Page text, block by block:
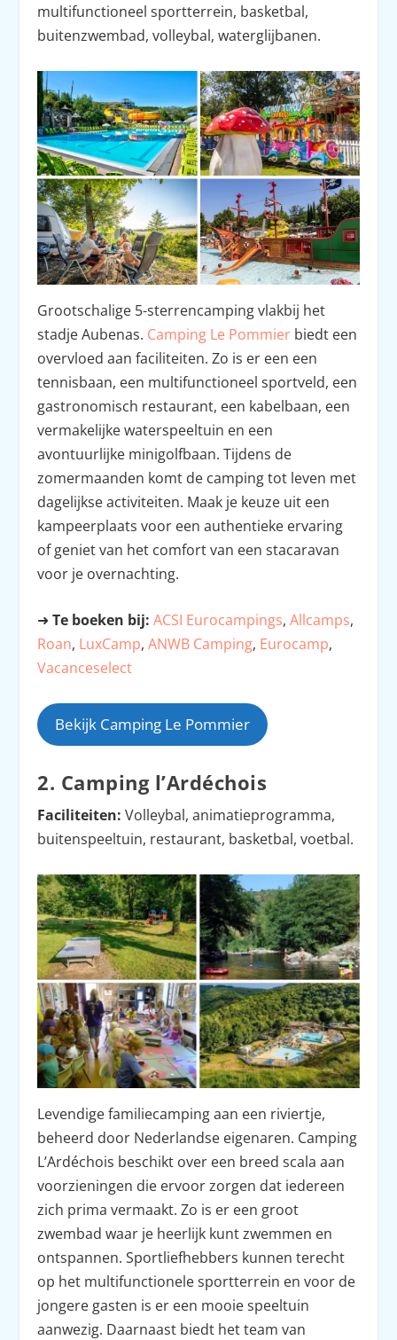
multifunctioneel sportterrein, basketbal,
buitenzwembad, volleybal, waterglijbanen.
Grootschalige 5-sterrencamping vlakbij het
stadje Aubenas. Camping Le Pommier biedt een
overvloed aan faciliteiten. Zo is er een een
tennisbaan, een multifunctioneel sportveld, een
gastronomisch restaurant, een kabelbaan, een
vermakelijke waterspeeltuin en een
avontuurlijke minigolfbaan. Tijdens de
zomermaanden komt de camping tot leven met
dagelijkse activiteiten. Maak je keuze uit een
kampeerplaats voor een authentieke ervaring
of geniet van het comfort van een stacaravan
voor je overnachting.
➜Te boeken bij:ACSI Eurocampings,Allcamps,
Roan, LuxCamp,ANWB Camping, Eurocamp,
Vacanceselect
Bekijk Camping Le Pommier
2. Camping l’Ardéchois
Faciliteiten: Volleybal, animatieprogramma,
buitenspeeltuin, restaurant, basketbal, voetbal.
Levendige familiecamping aan een riviertje,
beheerd door Nederlandse eigenaren. Camping
L’Ardéchois beschikt over een breed scala aan
voorzieningen die ervoor zorgen dat iedereen
zich prima vermaakt. Zo is er een groot
zwembad waar je heerlijk kunt zwemmen en
ontspannen. Sportliefhebbers kunnen terecht
op het multifunctionele sportterrein en voor de
jongere gasten is er een mooie speeltuin
aanwezig. Daarnaast biedt het team van